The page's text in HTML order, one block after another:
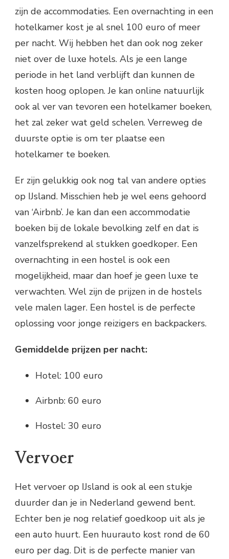
zijn de accommodaties. Een overnachting in een
hotelkamer kost je al snel 100 euro of meer
per nacht. Wij hebben het dan ook nog zeker
niet over de luxe hotels. Als je een lange
periode in het land verblijft dan kunnen de
kosten hoog oplopen. Je kan online natuurlijk
ook al ver van tevoren een hotelkamer boeken,
het zal zeker wat geld schelen. Verreweg de
duurste optie is om ter plaatse een
hotelkamer te boeken.
Er zijn gelukkig ook nog tal van andere opties
op IJsland. Misschien heb je wel eens gehoord
van ‘Airbnb’. Je kan dan een accommodatie
boeken bij de lokale bevolking zelf en dat is
vanzelfsprekend al stukken goedkoper. Een
overnachting in een hostel is ook een
mogelijkheid, maar dan hoef je geen luxe te
verwachten. Wel zijn de prijzen in de hostels
vele malen lager. Een hostel is de perfecte
oplossing voor jonge reizigers en backpackers.
Gemiddelde prijzen per nacht:
Hotel: 100 euro
Airbnb: 60 euro
Hostel: 30 euro
Vervoer
Het vervoer op IJsland is ook al een stukje
duurder dan je in Nederland gewend bent.
Echter ben je nog relatief goedkoop uit als je
een auto huurt. Een huurauto kost rond de 60
euro per dag. Dit is de perfecte manier van